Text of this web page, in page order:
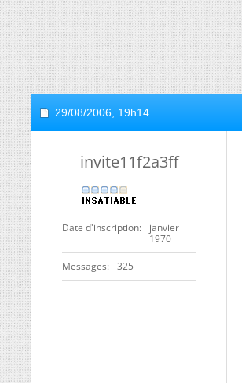
29/08/2006, 19h14
invite11f2a3ff
Date d'inscription
janvier
1970
Messages 325